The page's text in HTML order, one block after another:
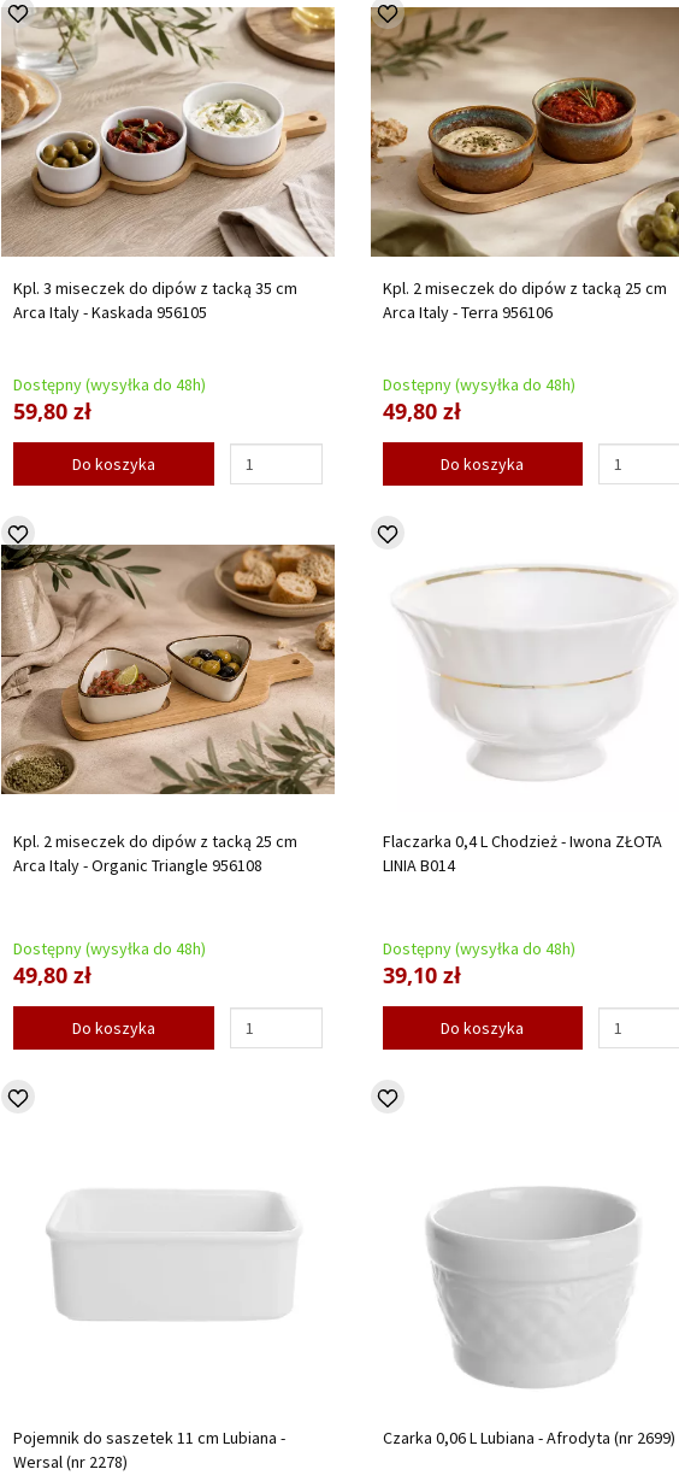
Kpl. 3 miseczek do dipów z tacką 35 cm
Arca Italy - Kaskada 956105
Dostępny (wysyłka do 48h)
59,80 zł
Do koszyka
Kpl. 2 miseczek do dipów z tacką 25 cm
Arca Italy - Terra 956106
Dostępny (wysyłka do 48h)
49,80 zł
Do koszyka
Kpl. 2 miseczek do dipów z tacką 25 cm
Arca Italy - Organic Triangle 956108
Dostępny (wysyłka do 48h)
49,80 zł
Do koszyka
Flaczarka 0,4 L Chodzież - Iwona ZŁOTA
LINIA B014
Dostępny (wysyłka do 48h)
39,10 zł
Do koszyka
Pojemnik do saszetek 11 cm Lubiana -
Wersal (nr 2278)
Czarka 0,06 L Lubiana - Afrodyta (nr 2699)